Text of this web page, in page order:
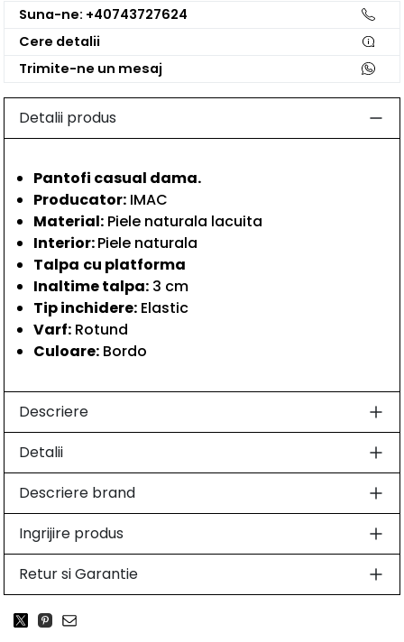
Suna-ne: +40743727624
Cere detalii
Trimite-ne un mesaj
Detalii produs
Pantofi casual dama.
Producator: IMAC
Material: Piele naturala lacuita
Interior:Piele naturala
Talpa cu platforma
Inaltime talpa: 3 cm
Tip inchidere: Elastic
Varf: Rotund
Culoare: Bordo
Descriere
Detalii
Descriere brand
Ingrijire produs
Retur si Garantie